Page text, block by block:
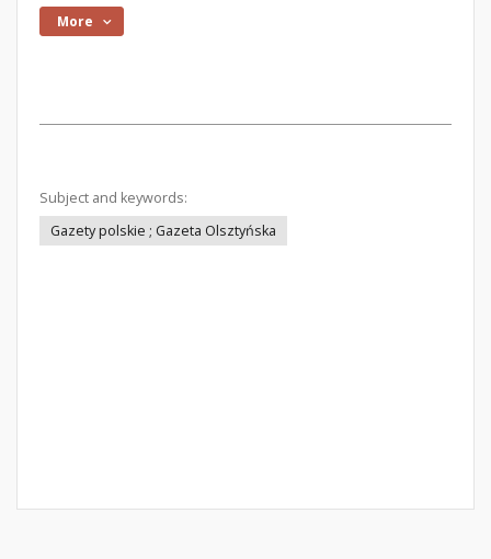
More
Subject and keywords:
Gazety polskie ; Gazeta Olsztyńska